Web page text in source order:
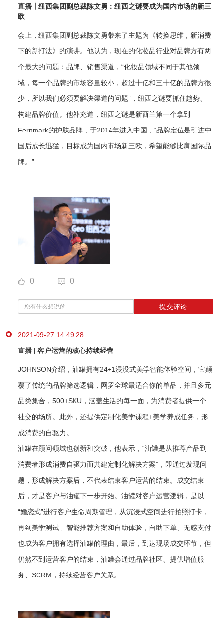
直播丨纽西集团副总裁陈文勇：纽西之谜要成为国内市场的新三
欧
会上，纽西集团副总裁陈文勇带来了主题为《转换思维，新消费
下的新打法》的演讲。他认为，现在的化妆品行业对品牌方有两
个最大的问题：品牌、销售渠道，“化妆品领域不同于其他领
域，每一个品牌的市场容量较小，超过十亿和三十亿的品牌方很
少，所以我们必须要解决渠道的问题”，纽西之谜要抓住趋势、
构建品牌价值。他补充道，纽西之谜是新西兰第一个拿到
Fernmark的护肤品牌，于2014年进入中国，“品牌定位是引进中
国后成长迅猛，目标成为国内市场新三欧，希望能够比肩国际品
牌。”
0 0
提交评论
2021-09-27 14:49:28
直播 | 客户运营的核心持续经营
JOHNSON介绍，油罐拥有24+1浸没式美学智能体验空间，它颠
覆了传统的品牌筛选逻辑，网罗全球最适合你的单品，并且多元
品类集合，500+SKU，涵盖生活的每一面，为消费者提供一个
社交的场所。此外，还提供定制化美学课程+美学养成任务，形
成消费的自驱力。
油罐在顾问领域也创新和突破，他表示，“油罐是从推荐产品到
消费者形成消费自驱力而共建定制化解决方案”，即通过发现问
题，形成解决方案后，不代表结束客户运营的结束。成交结束
后，才是客户与油罐下一步开始。油罐对客户运营逻辑，是以
“婚恋式”进行客户生命周期管理，从沉浸式空间进行拍照打卡，
再到美学测试、智能推荐方案和自助体验，自助下单、无感支付
也成为客户拥有选择油罐的理由，最后，到达现场成交环节，但
仍然不到运营客户的结束，油罐会通过品牌社区、提供增值服
务、SCRM，持续经营客户关系。